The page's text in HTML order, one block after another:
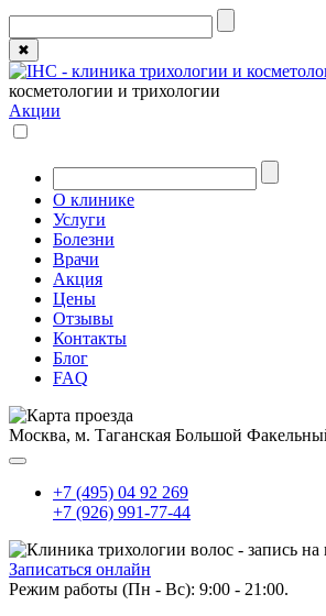
✖
косметологии и трихологии
Акции
О клинике
Услуги
Болезни
Врачи
Акция
Цены
Отзывы
Контакты
Блог
FAQ
Москва, м. Таганская Большой
+7 (495) 04 92 269
+7 (926) 991-77-44
Записаться онлайн
Режим работы (Пн - Вс): 9:00 - 21:00.